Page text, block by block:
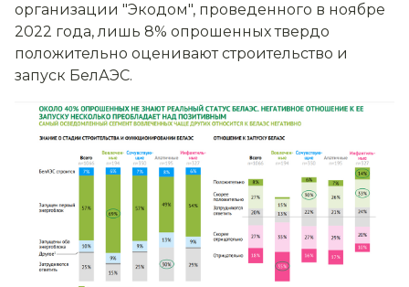
организации "Экодом", проведенного в ноябре
2022 года, лишь 8% опрошенных твердо
положительно оценивают строительство и
запуск БелАЭС.